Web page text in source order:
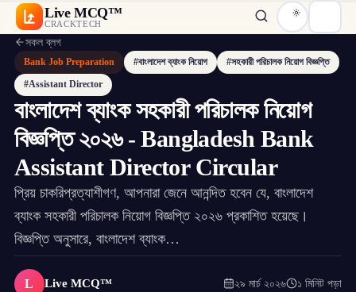
Live MCQ™
CRACKTECH
সকল ব্লগ
Bank Job Preparation #বাংলাদেশ ব্যাংক নিয়োগ #সহকারী পরিচালক নিয়োগ বিজ্ঞপ্তি
#Assistant Director
বাংলাদেশ ব্যাংক সহকারী পরিচালক নিয়োগ
বিজ্ঞপ্তি ২০২৬ - Bangladesh Bank
Assistant Director Circular
প্রিয় চাকরিপ্রত্যাশীগণ, আপনারা জেনে আনন্দিত হবেন যে, বাংলাদেশ
ব্যাংক সহকারী পরিচালক নিয়োগ বিজ্ঞপ্তি ২০২৬ প্রকাশিত হয়েছে।
বিজ্ঞপ্তি অনুসারে, বাংলাদেশ ব্যাংক…
L Live MCQ™ ২৯ মার্চ ২০২৬ ১ মিনিট পড়া